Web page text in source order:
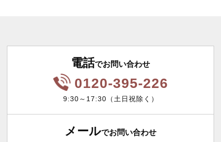
電話でお問い合わせ
0120-395-226
9:30～17:30（土日祝除く）
メールでお問い合わせ